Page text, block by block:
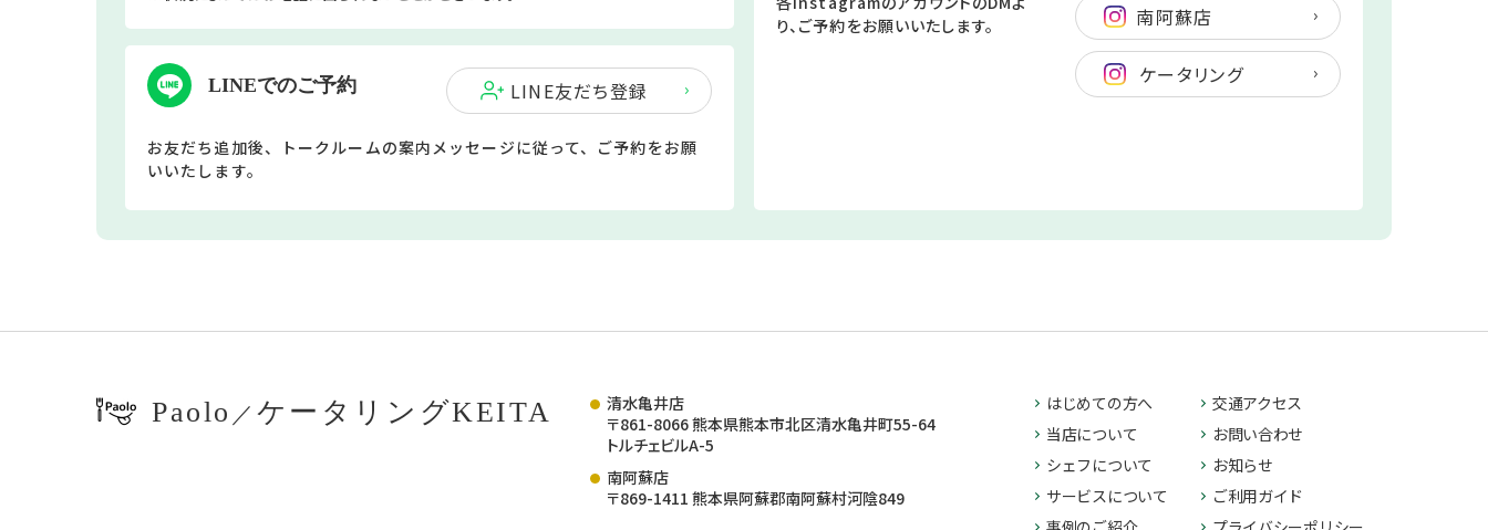
り、ご予約をお願いいたします。
南阿蘇店
ケータリング
LINEでのご予約 LINE友だち登録
お友だち追加後、トークルームの案内メッセージに従って、ご予約をお願
いいたします。
Paolo ／ ケータリングKEITA
清水亀井店
〒861-8066 熊本県熊本市北区清水亀井町55-64
トルチェビルA-5
南阿蘇店
〒869-1411 熊本県阿蘇郡南阿蘇村河陰849
はじめての方へ
当店について
シェフについて
サービスについて
交通アクセス
お問い合わせ
お知らせ
ご利用ガイド